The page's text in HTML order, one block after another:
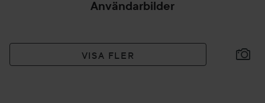
exakt för en polerad finish.
frizz och samlar håret för ett slätt och silkeslent resultat på
torrt hår.
Användarbilder
VISA FLER